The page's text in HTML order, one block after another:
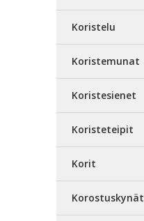
Koristelu
Koristemunat
Koristesienet
Koristeteipit
Korit
Korostuskynät